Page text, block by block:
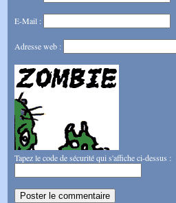
E-Mail :
Adresse web :
Tapez le code de sécurité qui s'affiche ci-dessus :